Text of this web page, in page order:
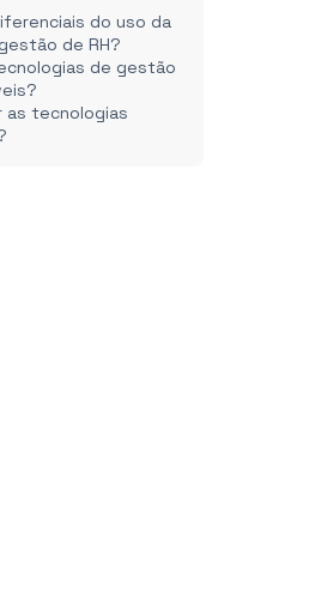
do uso da
de RH?
de gestão
as tecnologias